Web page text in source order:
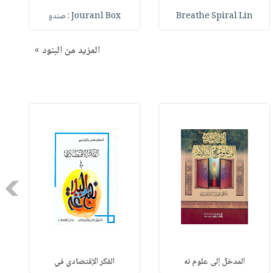
Breathe Spiral Lin Jouranl Box : صندو
المزيد من البنود »
المدخل إلى علوم نه الفكر الإقتصادي في